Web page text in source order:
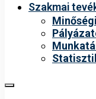
Szakmai